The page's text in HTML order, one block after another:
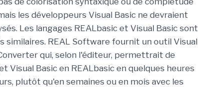
les développeurs Visual Basic ne devraient
Les langages REALbasic et Visual Basic sont
similaires. REAL Software fournit un outil Visual
qui, selon l'éditeur, permettrait de
Visual Basic en REALbasic en quelques heures
plutôt qu'en semaines ou en mois avec les